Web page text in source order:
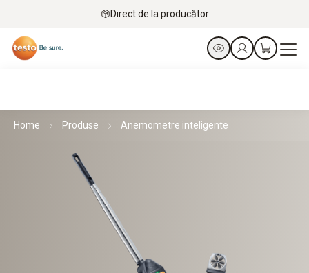
Direct de la producător
Home Produse Anemometre inteligente